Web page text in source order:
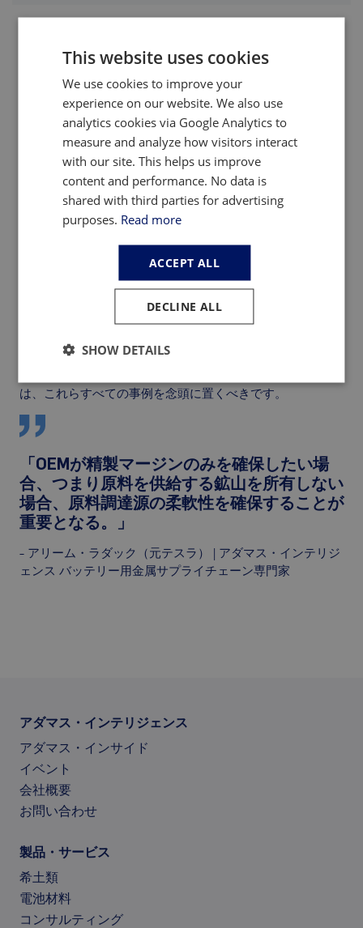
上流工程への投資を検討しているEV
メーカーにとって必読の一冊
発行日：2024年6月
この無料ホワイトペーパーでは、テスラでバッテリーの垂
直統合を担当していた専門家であるアリーム・ラダック氏
が、リチウムやニッケルなどのバッテリー用金属の採掘お
よび／または精製分野への後方統合を目指すEVメーカーに
とってのビジネスケースについて考察しています。
本レポートでは、自動車メーカーにとって垂直統合が魅力
的な選択肢となり得る理由（およびそうでない理由）を掘
り下げるとともに、上流工程への進出を検討する際にメー
カーが留意すべき重要なポイントについて考察する。
本調査では、鉱業資産の垂直統合が好結果をもたらした3つ
の事例と、逆に悪影響が生じた1つの事例を取り上げていま
は、これらすべての事例を念頭に置くべきです。
「OEMが精製マージンのみを確保したい場
合、つまり原料を供給する鉱山を所有しない
場合、原料調達源の柔軟性を確保することが
重要となる。」
– アリーム・ラダック（元テスラ） | アダマス・インテリジ
ェンス バッテリー用金属サプライチェーン専門家
アダマス・インテリジェンス
アダマス・インサイド
イベント
会社概要
お問い合わせ
製品・サービス
希土類
電池材料
コンサルティング
This website uses cookies
We use cookies to improve your
experience on our website. We also use
analytics cookies via Google Analytics to
measure and analyze how visitors interact
with our site. This helps us improve
content and performance. No data is
shared with third parties for advertising
purposes. Read more
ACCEPT ALL
DECLINE ALL
SHOW DETAILS